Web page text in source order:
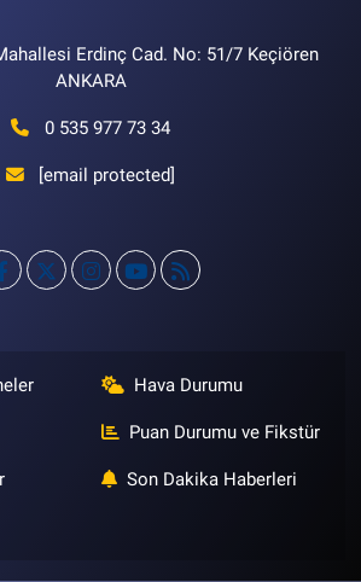
Erdinç Cad. No: 51/7 Keçiören
ANKARA
0 535 977 73 34
[email protected]
Hava Durumu
Puan Durumu ve Fikstür
Son Dakika Haberleri